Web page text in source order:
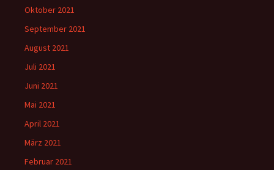
Oktober 2021
September 2021
August 2021
Juli 2021
Juni 2021
Mai 2021
April 2021
März 2021
Februar 2021